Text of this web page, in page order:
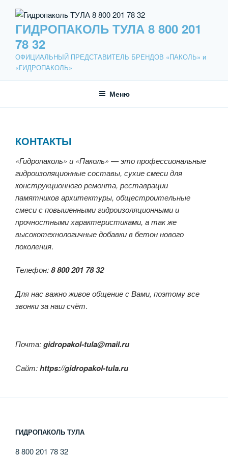
содержимому
ГИДРОПАКОЛЬ ТУЛА 8 800 201
78 32
ОФИЦИАЛЬНЫЙ ПРЕДСТАВИТЕЛЬ БРЕНДОВ «ПАКОЛЬ» и
«ГИДРОПАКОЛЬ»
Меню
КОНТАКТЫ
«Гидропаколь» и «Паколь» — это профессиональные
гидроизоляционные составы, сухие смеси для
конструкционного ремонта, реставрации
памятников архитектуры, общестроительные
смеси с повышенными гидроизоляционными и
прочностными характеристиками, а так же
высокотехнологичные добавки в бетон нового
поколения.
Телефон:8 800 201 78 32
Для нас важно живое общение с Вами, поэтому все
звонки за наш счёт.
Почта:gidropakol-tula@mail.ru
Сайт:https://gidropakol-tula.ru
ГИДРОПАКОЛЬ ТУЛА
8 800 201 78 32